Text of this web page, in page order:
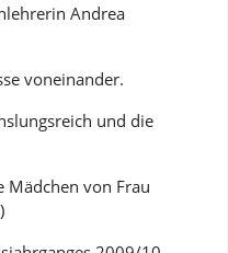
Andrea
voneinander.
und die
Mädchen von Frau